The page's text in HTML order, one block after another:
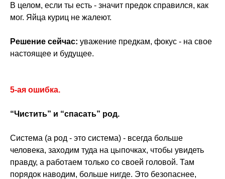
В целом, если ты есть - значит предок справился, как
мог. Яйца куриц не жалеют.
Решение сейчас: уважение предкам, фокус - на свое
настоящее и будущее.
5-ая ошибка.
“Чистить” и “спасать” род.
Система (а род - это система) - всегда больше
человека, заходим туда на цыпочках, чтобы увидеть
правду, а работаем только со своей головой. Там
порядок наводим, больше нигде. Это безопаснее,